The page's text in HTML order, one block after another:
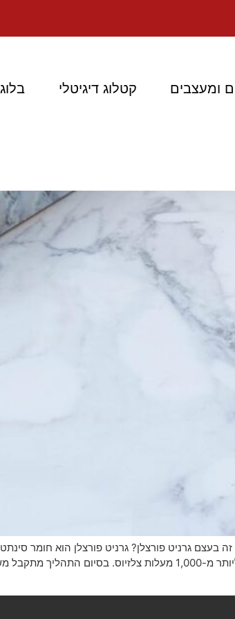
ומעצבים קטלוג דיגיטלי בלוג
גרניט פורצלן? גרניט פורצלן הוא חומר
מינרלים וחומרי גלם אחרים בטמפרטורות גבוהות במיוחד שיכולות להגיע